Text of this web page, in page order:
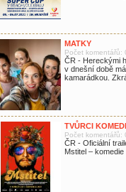
MATKY
Počet komentářů:
ČR - Hereckými
v dnešní době
kamarádkou.
TVŮRCI
Počet komentářů:
ČR - Oficiální
Mstitel –